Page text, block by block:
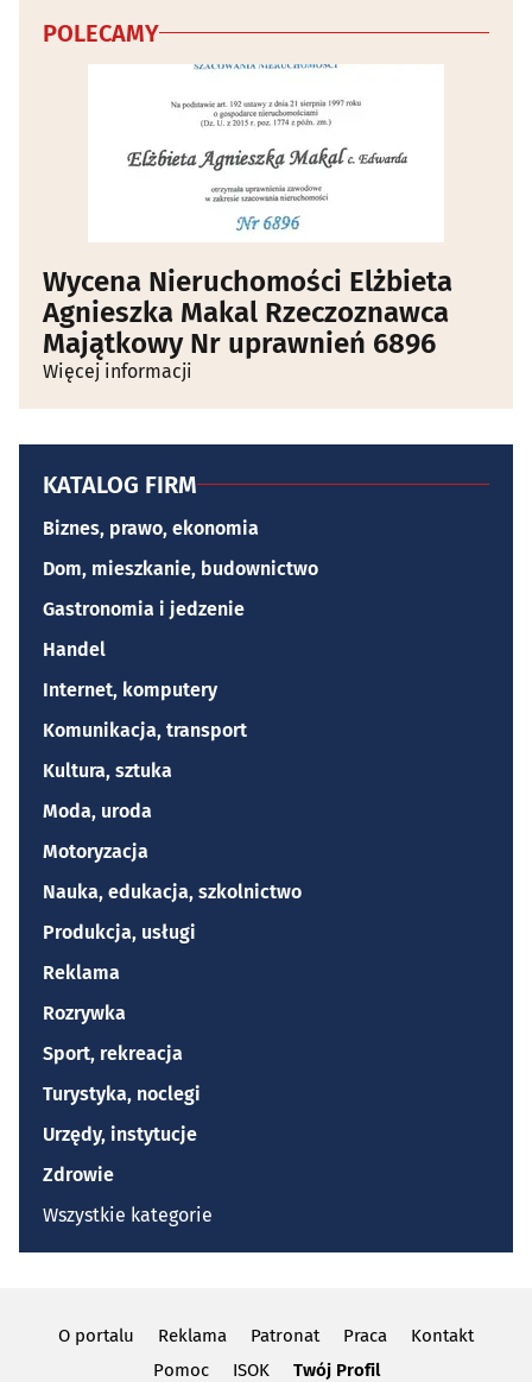
POLECAMY
Wycena Nieruchomości Elżbieta
Agnieszka Makal Rzeczoznawca
Majątkowy Nr uprawnień 6896
Więcej informacji
KATALOG FIRM
Biznes, prawo, ekonomia
Dom, mieszkanie, budownictwo
Gastronomia i jedzenie
Handel
Internet, komputery
Komunikacja, transport
Kultura, sztuka
Moda, uroda
Motoryzacja
Nauka, edukacja, szkolnictwo
Produkcja, usługi
Reklama
Rozrywka
Sport, rekreacja
Turystyka, noclegi
Urzędy, instytucje
Zdrowie
Wszystkie kategorie
O portalu Reklama Patronat Praca
Kontakt
Pomoc
ISOK Twój Profil